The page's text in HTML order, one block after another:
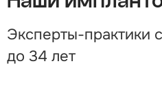
Эксперты-практики
до 34 лет